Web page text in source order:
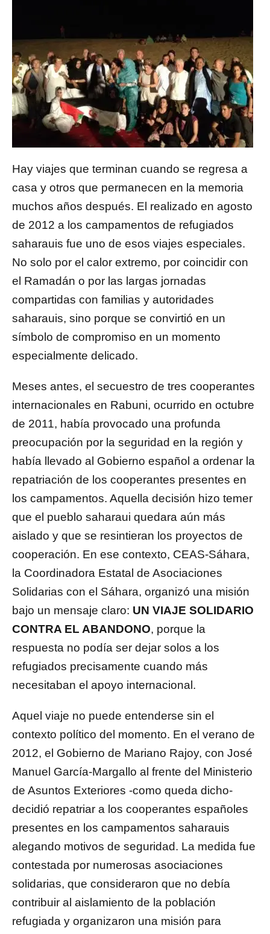
Hay viajes que terminan cuando se regresa a
casa y otros que permanecen en la memoria
muchos años después. El realizado en agosto
de 2012 a los campamentos de refugiados
saharauis fue uno de esos viajes especiales.
No solo por el calor extremo, por coincidir con
el Ramadán o por las largas jornadas
compartidas con familias y autoridades
saharauis, sino porque se convirtió en un
símbolo de compromiso en un momento
especialmente delicado.
Meses antes, el secuestro de tres cooperantes
internacionales en Rabuni, ocurrido en octubre
de 2011, había provocado una profunda
preocupación por la seguridad en la región y
había llevado al Gobierno español a ordenar la
repatriación de los cooperantes presentes en
los campamentos. Aquella decisión hizo temer
que el pueblo saharaui quedara aún más
aislado y que se resintieran los proyectos de
cooperación. En ese contexto, CEAS-Sáhara,
la Coordinadora Estatal de Asociaciones
Solidarias con el Sáhara, organizó una misión
bajo un mensaje claro: UN VIAJE SOLIDARIO
CONTRA EL ABANDONO, porque la
respuesta no podía ser dejar solos a los
refugiados precisamente cuando más
necesitaban el apoyo internacional.
Aquel viaje no puede entenderse sin el
contexto político del momento. En el verano de
2012, el Gobierno de Mariano Rajoy, con José
Manuel García-Margallo al frente del Ministerio
de Asuntos Exteriores -como queda dicho-
decidió repatriar a los cooperantes españoles
presentes en los campamentos saharauis
alegando motivos de seguridad. La medida fue
contestada por numerosas asociaciones
solidarias, que consideraron que no debía
contribuir al aislamiento de la población
refugiada y organizaron una misión para